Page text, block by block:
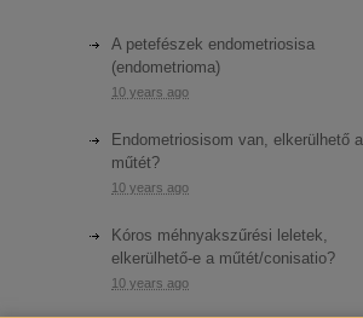
A petefészek endometriosisa
(endometrioma)
10 years ago
Endometriosisom van, elkerülhető a
műtét?
10 years ago
Kóros méhnyakszűrési leletek,
elkerülhető-e a műtét/conisatio?
10 years ago